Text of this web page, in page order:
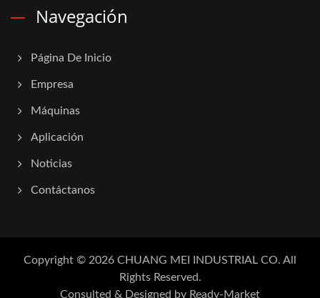
Navegación
Página De Inicio
Empresa
Máquinas
Aplicación
Noticias
Contáctanos
Copyright © 2026 CHUANG MEI INDUSTRIAL CO. All
Rights Reserved.
Consulted & Designed by Ready-Market